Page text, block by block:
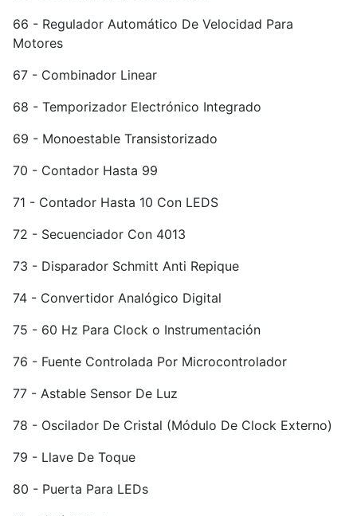
66 - Regulador Automático De Velocidad Para
Motores
67 - Combinador Linear
68 - Temporizador Electrónico Integrado
69 - Monoestable Transistorizado
70 - Contador Hasta 99
71 - Contador Hasta 10 Con LEDS
72 - Secuenciador Con 4013
73 - Disparador Schmitt Anti Repique
74 - Convertidor Analógico Digital
75 - 60 Hz Para Clock o Instrumentación
76 - Fuente Controlada Por Microcontrolador
77 - Astable Sensor De Luz
78 - Oscilador De Cristal (Módulo De Clock Externo)
79 - Llave De Toque
80 - Puerta Para LEDs